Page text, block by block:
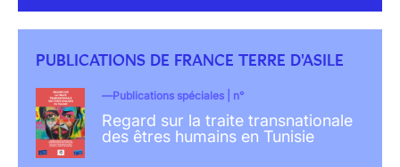
PUBLICATIONS DE FRANCE TERRE D'ASILE
Publications spéciales | n°
Regard sur la traite transnationale
des êtres humains en Tunisie